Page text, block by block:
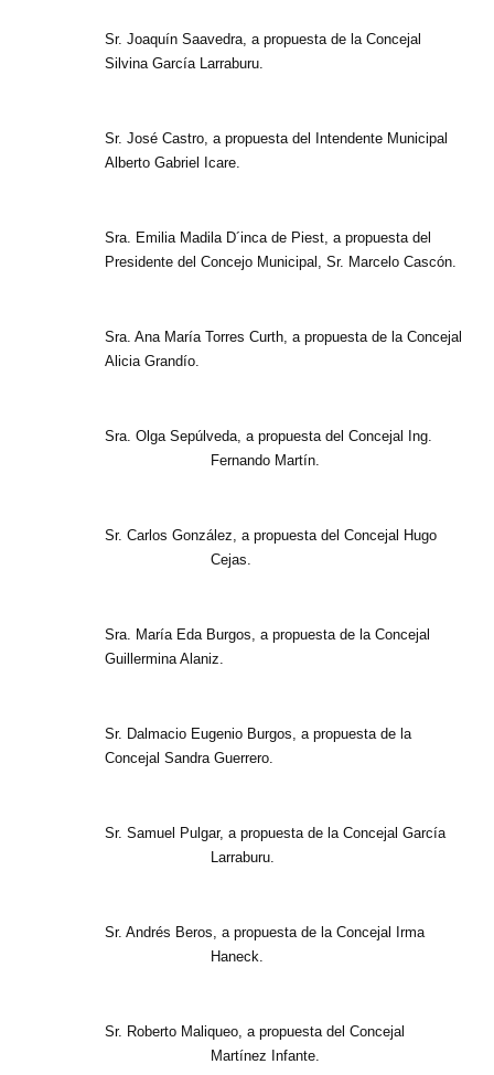
Sr. Joaquín Saavedra, a propuesta de la Concejal
Silvina García Larraburu.
Sr. José Castro, a propuesta del Intendente Municipal
Alberto Gabriel Icare.
Sra. Emilia Madila D´inca de Piest, a propuesta del
Presidente del Concejo Municipal, Sr. Marcelo Cascón.
Sra. Ana María Torres Curth, a propuesta de la Concejal
Alicia Grandío.
Sra. Olga Sepúlveda, a propuesta del Concejal Ing.
Fernando Martín.
Sr. Carlos González, a propuesta del Concejal Hugo
Cejas.
Sra. María Eda Burgos, a propuesta de la Concejal
Guillermina Alaniz.
Sr. Dalmacio Eugenio Burgos, a propuesta de la
Concejal Sandra Guerrero.
Sr. Samuel Pulgar, a propuesta de la Concejal García
Larraburu.
Sr. Andrés Beros, a propuesta de la Concejal Irma
Haneck.
Sr. Roberto Maliqueo, a propuesta del Concejal
Martínez Infante.